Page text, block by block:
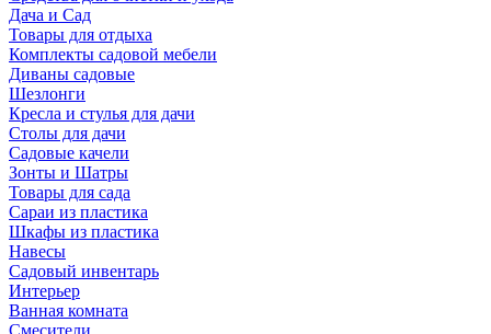
Дача и Сад
Товары для отдыха
Комплекты садовой мебели
Диваны садовые
Шезлонги
Кресла и стулья для дачи
Столы для дачи
Садовые качели
Зонты и Шатры
Товары для сада
Сараи из пластика
Шкафы из пластика
Навесы
Садовый инвентарь
Интерьер
Ванная комната
Смесители